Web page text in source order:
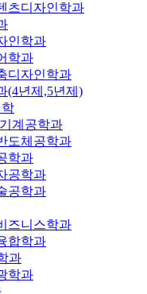
츠디자인학과
인학과
학과
디자인학과
(4년제,5년제)
계공학과
도체공학과
학과
공학과
공학과
즈니스학과
합학과
과
학과